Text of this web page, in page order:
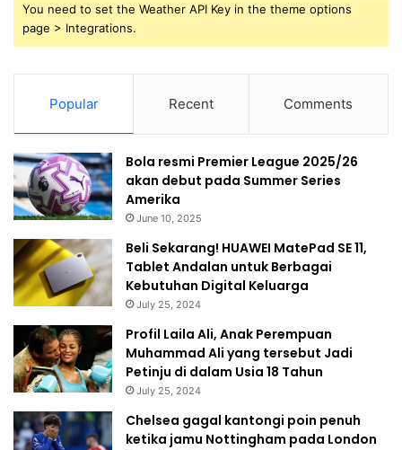
You need to set the Weather API Key in the theme options
page > Integrations.
Popular Recent Comments
Bola resmi Premier League 2025/26
akan debut pada Summer Series
Amerika
June 10, 2025
Beli Sekarang! HUAWEI MatePad SE 11,
Tablet Andalan untuk Berbagai
Kebutuhan Digital Keluarga
July 25, 2024
Profil Laila Ali, Anak Perempuan
Muhammad Ali yang tersebut Jadi
Petinju di dalam Usia 18 Tahun
July 25, 2024
Chelsea gagal kantongi poin penuh
ketika jamu Nottingham pada London